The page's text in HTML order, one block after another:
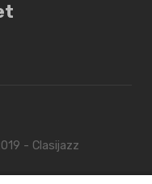
- Clasijazz